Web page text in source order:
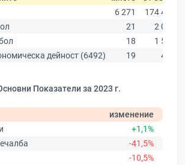
6 271
174 403
21
2 005
18
1 555
дейност (6492)
19 478
Показатели за 2023 г.
изменение
+1,1%
-41,5%
-10,5%